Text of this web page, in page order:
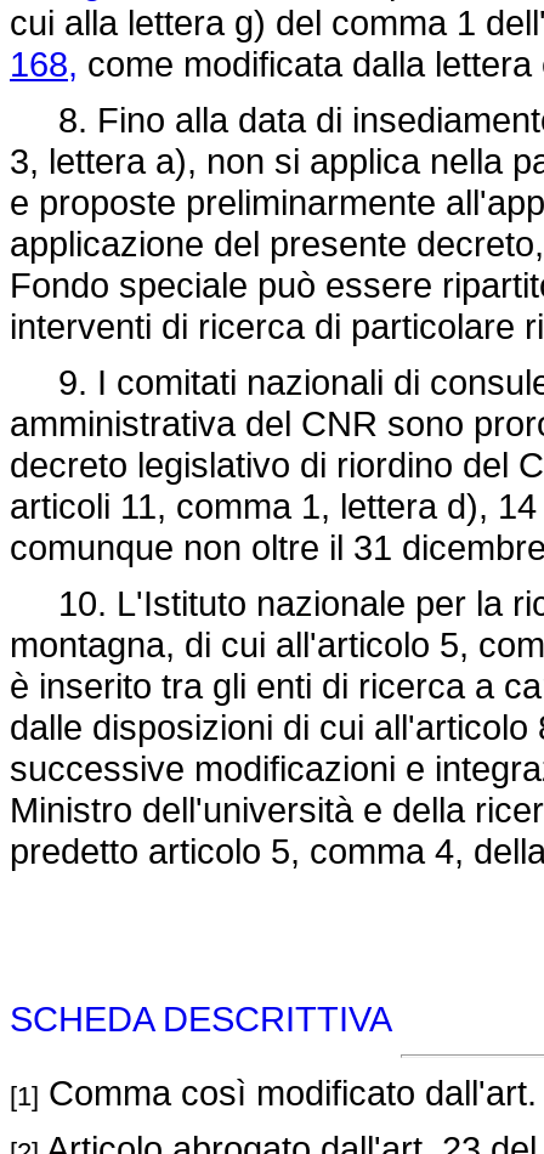
cui alla lettera g) del comma 1
168, come modificata dalla
8. Fino alla data di
3, lettera a), non si applica nella
e proposte preliminarmente
applicazione del presente
Fondo speciale può essere
interventi di ricerca di particolare
9. I comitati nazionali di
amministrativa del CNR sono
decreto legislativo di riordino del
articoli 11, comma 1, lettera d),
comunque non oltre il 31
10. L'Istituto nazionale per la
montagna, di cui all'articolo 5,
è inserito tra gli enti di ricerca a
dalle disposizioni di cui
successive modificazioni e
Ministro dell'università e della
predetto articolo 5, comma 4,
SCHEDA DESCRITTIVA
[1] Comma così modificato